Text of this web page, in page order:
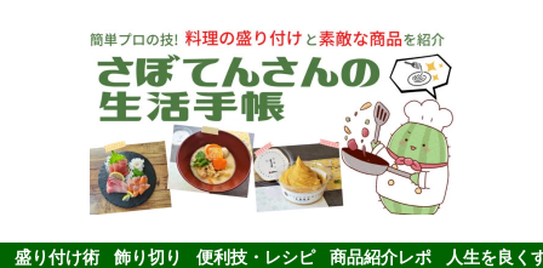
盛り付け術 飾り切り 便利技・レシピ 商品紹介レポ 人生を良く